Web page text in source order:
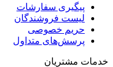
پیگیری سفارشات
لیست فروشندگان
حریم خصوصی
پرسش‌های متداول
خدمات مشتریان